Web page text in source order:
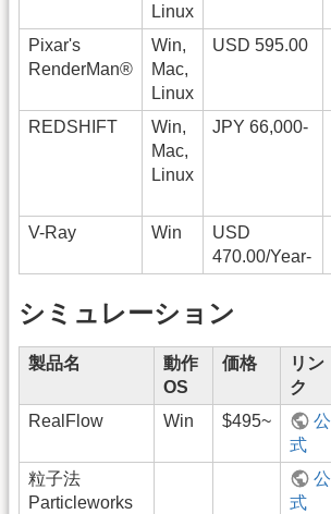
Linux
Pixar's
RenderMan®
Win,
Mac,
Linux
USD 595.00
REDSHIFT
Win,
Mac,
Linux
JPY 66,000-
V-Ray Win
USD
470.00/Year-
シミュレーション
製品名
動作
OS
価格
リン
ク
RealFlow Win $495~
公
式
粒子法
Particleworks
公
式